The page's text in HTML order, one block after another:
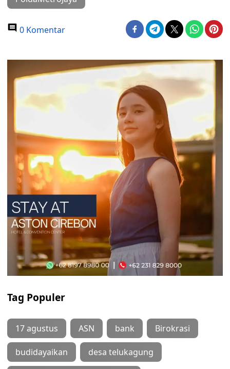
0 Komentar
Tag Populer
17 agustus ASN bank Birokrasi
budidayaikan desa telukagung